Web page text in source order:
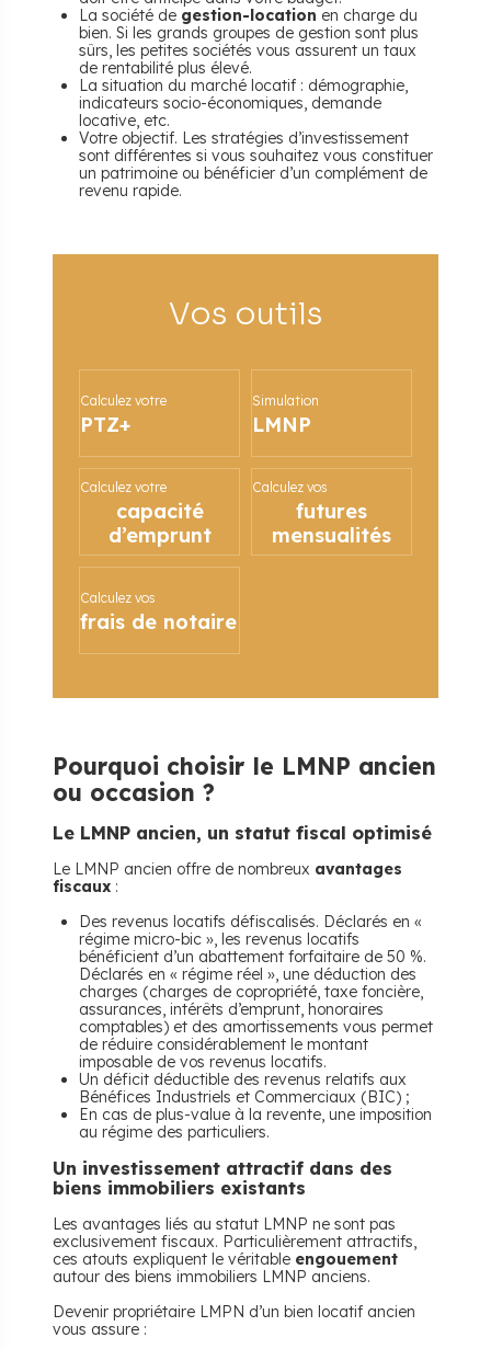
La société de gestion-location en charge du
bien. Si les grands groupes de gestion sont plus
sûrs, les petites sociétés vous assurent un taux
de rentabilité plus élevé.
La situation du marché locatif : démographie,
indicateurs socio-économiques, demande
locative, etc.
Votre objectif. Les stratégies d’investissement
sont différentes si vous souhaitez vous constituer
un patrimoine ou bénéficier d’un complément de
revenu rapide.
Vos outils
Calculez votre
PTZ+
Simulation
LMNP
Calculez votre
capacité
d’emprunt
Calculez vos
futures
mensualités
Calculez vos
frais de notaire
Pourquoi choisir le LMNP ancien
ou occasion ?
Le LMNP ancien, un statut fiscal optimisé
Le LMNP ancien offre de nombreux avantages
fiscaux :
Des revenus locatifs défiscalisés. Déclarés en «
régime micro-bic », les revenus locatifs
bénéficient d’un abattement forfaitaire de 50 %.
Déclarés en « régime réel », une déduction des
charges (charges de copropriété, taxe foncière,
assurances, intérêts d’emprunt, honoraires
comptables) et des amortissements vous permet
de réduire considérablement le montant
imposable de vos revenus locatifs.
Un déficit déductible des revenus relatifs aux
Bénéfices Industriels et Commerciaux (BIC) ;
En cas de plus-value à la revente, une imposition
au régime des particuliers.
Un investissement attractif dans des
biens immobiliers existants
Les avantages liés au statut LMNP ne sont pas
exclusivement fiscaux. Particulièrement attractifs,
ces atouts expliquent le véritable engouement
autour des biens immobiliers LMNP anciens.
Devenir propriétaire LMPN d’un bien locatif ancien
vous assure :